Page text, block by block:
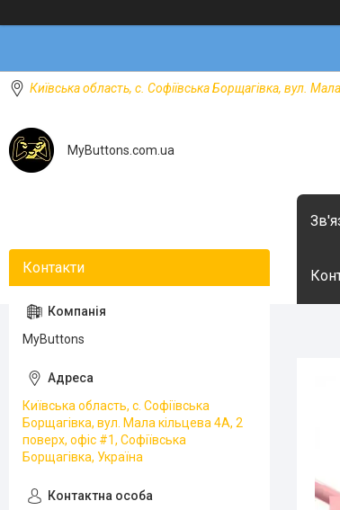
Київська область, с. Софіївська Борщагівка, вул.
MyButtons.com.ua
MyButtons
Київська область, с. Софіївська
Борщагівка, вул. Мала кільцева 4А, 2
поверх, офіс #1, Софіївська
Борщагівка, Україна